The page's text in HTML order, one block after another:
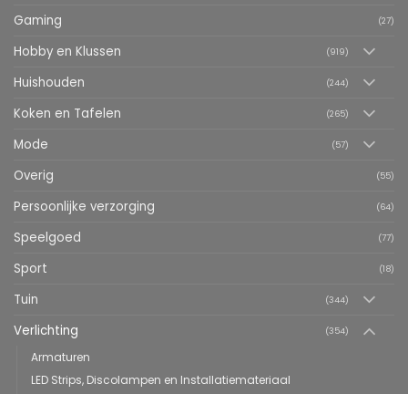
Gaming (27)
Hobby en Klussen (919)
Huishouden (244)
Koken en Tafelen (265)
Mode (57)
Overig (55)
Persoonlijke verzorging (64)
Speelgoed (77)
Sport (18)
Tuin (344)
Verlichting (354)
Armaturen
LED Strips, Discolampen en Installatiemateriaal